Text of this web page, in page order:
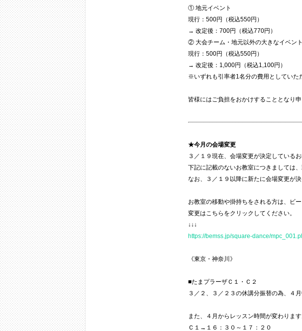
① 地元イベント
現行：500円（税込550円）
→ 改定後：700円（税込770円）
② 大会チーム・地元以外の大きなイベン
現行：500円（税込550円）
→ 改定後：1,000円（税込1,100円）
※いずれも引率者1名分の費用としていた
皆様にはご負担をおかけすることとなり
★今月の会場変更
３／１９ 現在、会場変更が決定している
下記に記載のないお教室につきましては
なお、３ ／１９ 以降に新たに会場変更が
お教室の移動や掛持ちをされる方は、ビ
変更はこちらをクリックしてください。
↓↓↓
https://bemss.jp/square-dance/
《東京・神奈川》
■たまプラーザＣ１・Ｃ２
３／２、３／２３の休講分振替の為、４
また、４月からレッスン時間が変わります
Ｃ１→１６：３０～１７：２０